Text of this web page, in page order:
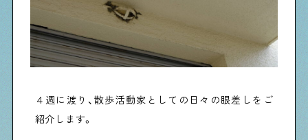
下町くらし不動産
物件情報やリノベーション事例を紹介します
下町日記
４週に渡り、散歩活動家としての日々の眼差しをご
紹介します。